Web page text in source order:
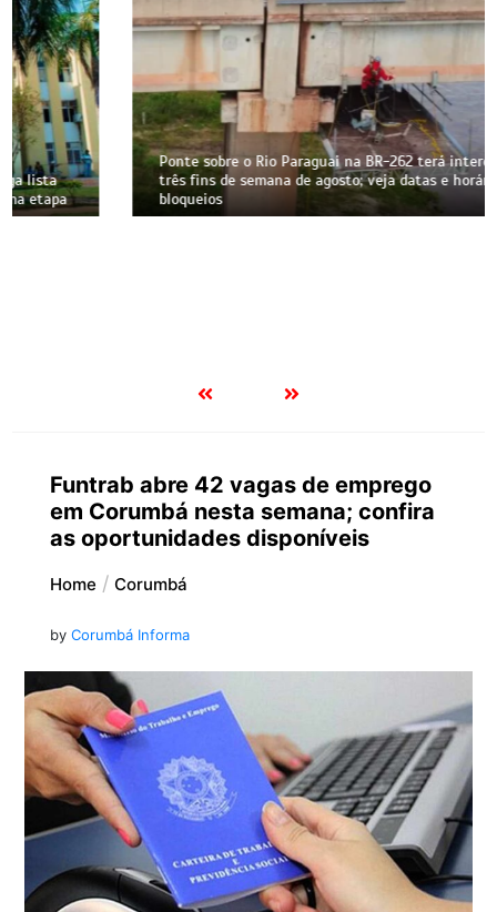
Ponte sobre o Rio Paraguai na BR-262 terá interdições em
três fins de semana de agosto; veja datas e horários dos
bloqueios
Funtrab abre 42 vagas de emprego
em Corumbá nesta semana; confira
as oportunidades disponíveis
Home Corumbá
by Corumbá Informa